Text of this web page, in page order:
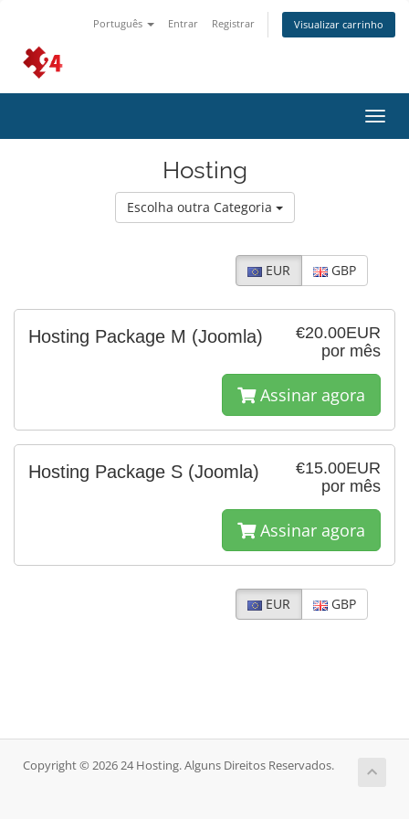
Português Entrar Registrar Visualizar carrinho
Hosting
Escolha outra Categoria
EUR GBP
€20.00EUR
por mês
Hosting Package M (Joomla)
Assinar agora
€15.00EUR
por mês
Hosting Package S (Joomla)
Assinar agora
EUR GBP
Copyright © 2026 24 Hosting. Alguns Direitos Reservados.